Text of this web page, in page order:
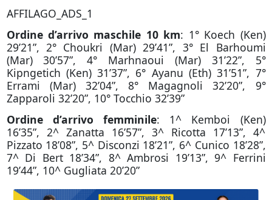
AFFILAGO_ADS_1
Ordine d’arrivo maschile 10 km: 1° Koech (Ken)
29’21”, 2° Choukri (Mar) 29’41”, 3° El Barhoumi
(Mar) 30’57”, 4° Marhnaoui (Mar) 31’22”, 5°
Kipngetich (Ken) 31’37”, 6° Ayanu (Eth) 31’51”, 7°
Errami (Mar) 32’04”, 8° Magagnoli 32’20”, 9°
Zapparoli 32’20”, 10° Tocchio 32’39”
Ordine d’arrivo femminile: 1^ Kemboi (Ken)
16’35”, 2^ Zanatta 16’57”, 3^ Ricotta 17’13”, 4^
Pizzato 18’08”, 5^ Disconzi 18’21”, 6^ Cunico 18’28”,
7^ Di Bert 18’34”, 8^ Ambrosi 19’13”, 9^ Ferrini
19’44”, 10^ Gugliata 20’20”